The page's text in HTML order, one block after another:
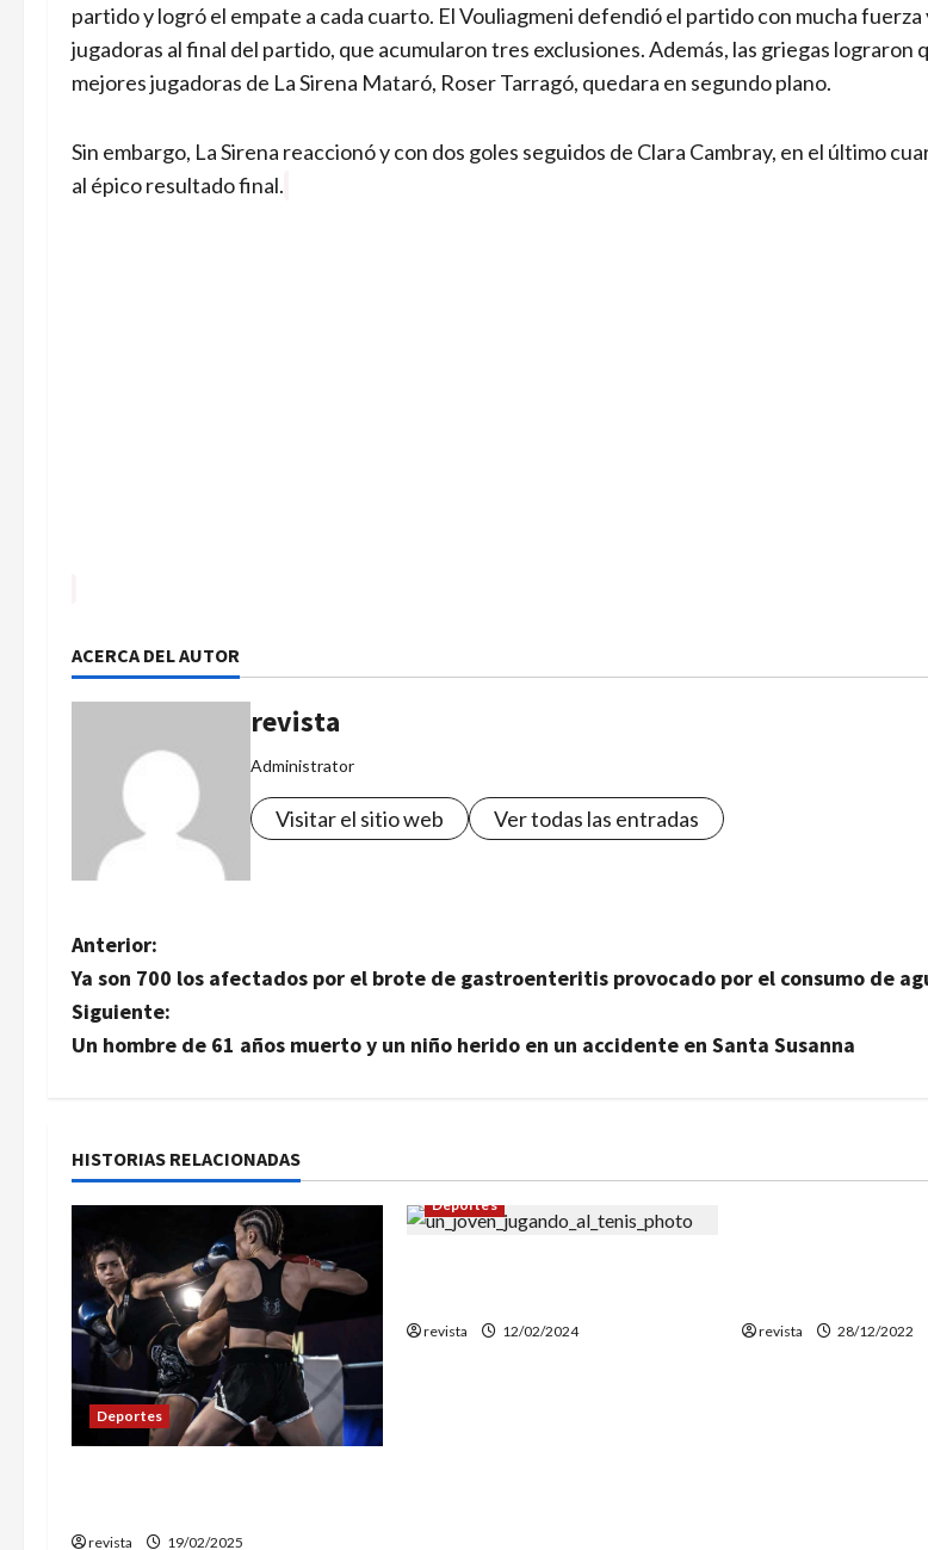
partido y logró el empate a cada cuarto. El Vouliagmeni defendió el partido con mucha
jugadoras al final del partido, que acumularon tres exclusiones. Además, las griegas lograron
mejores jugadoras de La Sirena Mataró, Roser Tarragó, quedara en segundo plano.
Sin embargo, La Sirena reaccionó y con dos goles seguidos de Clara Cambray, en el último
al épico resultado final.
ACERCA DEL AUTOR
revista
Administrator
Visitar el sitio web Ver todas las entradas
N
a
v
g
a
c
i
ó
n
d
Anterior:
Ya son 700 los afectados por el brote de gastroenteritis provocado por el consumo de
Siguiente:
Un hombre de 61 años muerto y un niño herido en un accidente en Santa Susanna
HISTORIAS RELACIONADAS
Deportes
revista 19/02/2025
Deportes
revista 12/02/2024 revista 28/12/2022